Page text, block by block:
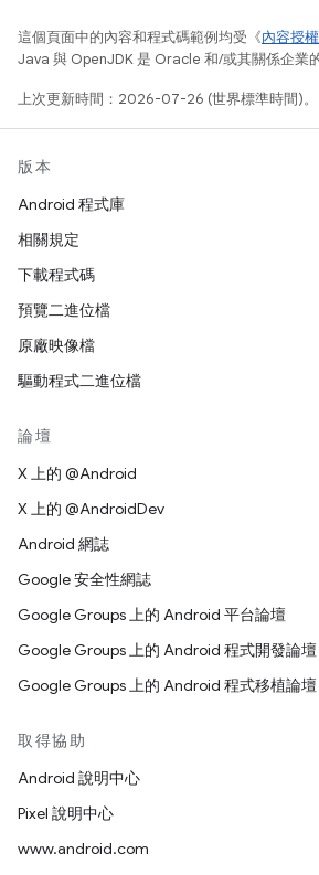
這個頁面中的內容和程式碼範例均受《內容授權
Java 與 OpenJDK 是 Oracle 和/或其關係企業
上次更新時間：2026-07-26 (世界標準時間)。
版本
Android 程式庫
相關規定
下載程式碼
預覽二進位檔
原廠映像檔
驅動程式二進位檔
論壇
X 上的 @Android
X 上的 @AndroidDev
Android 網誌
Google 安全性網誌
Google Groups 上的 Android 平台論壇
Google Groups 上的 Android 程式開發論壇
Google Groups 上的 Android 程式移植論壇
取得協助
Android 說明中心
Pixel 說明中心
www.android.com